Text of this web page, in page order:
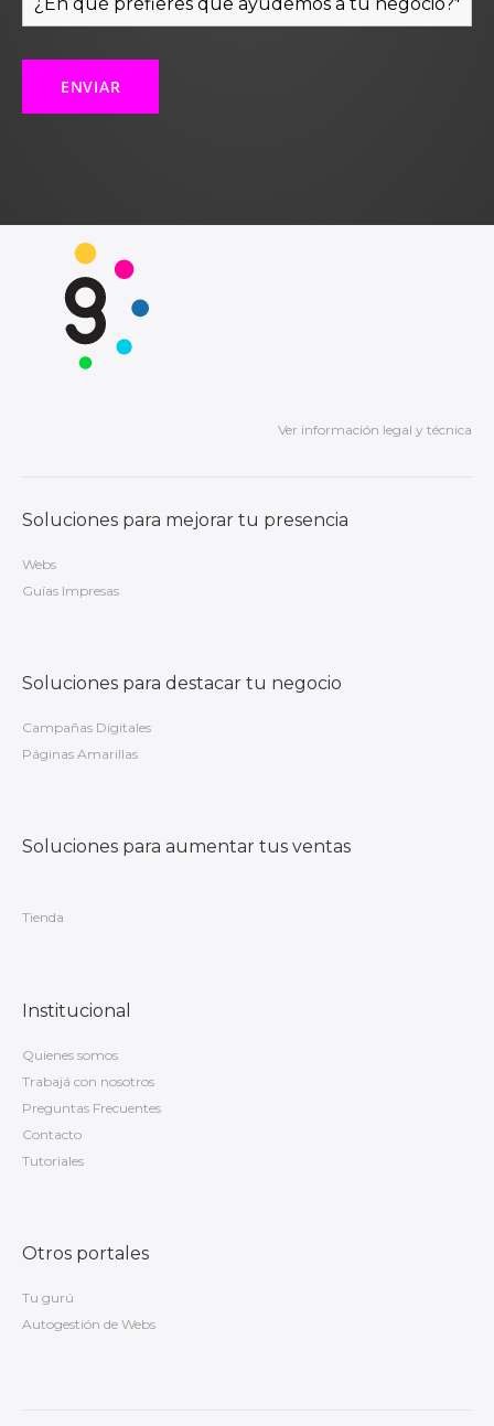
Ver información legal y técnica
Soluciones para mejorar tu presencia
Webs
Guías Impresas
Soluciones para destacar tu negocio
Campañas Digitales
Páginas Amarillas
Soluciones para aumentar tus ventas
Tienda
Institucional
Quienes somos
Trabajá con nosotros
Preguntas Frecuentes
Contacto
Tutoriales
Otros portales
Tu gurú
Autogestión de Webs